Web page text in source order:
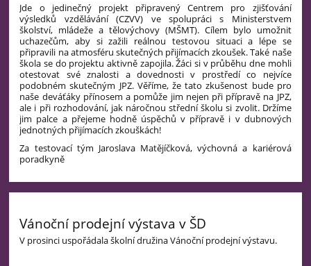
Jde o jedinečný projekt připravený Centrem pro zjišťování
výsledků vzdělávání (CZVV) ve spolupráci s Ministerstvem
školství, mládeže a tělovýchovy (MŠMT). Cílem bylo umožnit
uchazečům, aby si zažili reálnou testovou situaci a lépe se
připravili na atmosféru skutečných přijímacích zkoušek. Také naše
škola se do projektu aktivně zapojila. Žáci si v průběhu dne mohli
otestovat své znalosti a dovednosti v prostředí co nejvíce
podobném skutečným JPZ. Věříme, že tato zkušenost bude pro
naše deváťáky přínosem a pomůže jim nejen při přípravě na JPZ,
ale i při rozhodování, jak náročnou střední školu si zvolit. Držíme
jim palce a přejeme hodně úspěchů v přípravě i v dubnových
jednotných přijímacích zkouškách!
Za testovací tým Jaroslava Matějíčková, výchovná a kariérová
poradkyně
Vánoční prodejní výstava v ŠD
V prosinci uspořádala školní družina Vánoční prodejní výstavu.